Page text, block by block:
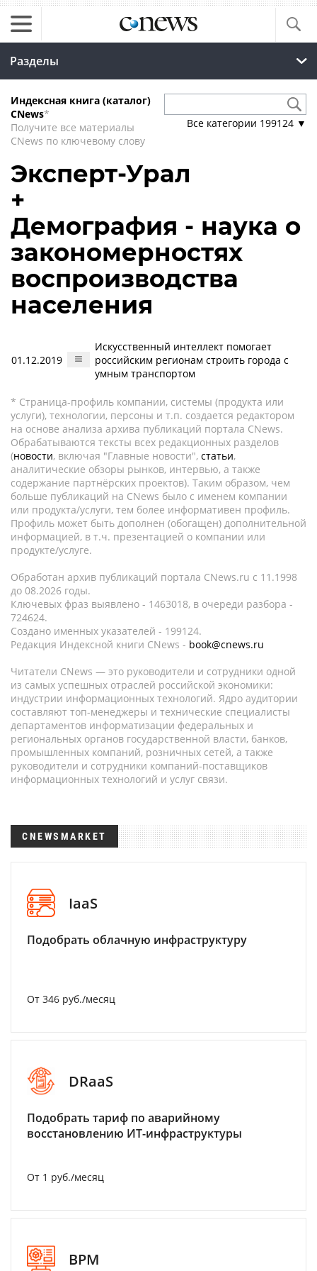
Разделы
Индексная книга (каталог)
CNews*
Получите все материалы
CNews по ключевому слову
Все категории 199124 ▼
Эксперт-Урал
+
Демография - наука о
закономерностях
воспроизводства
населения
01.12.2019
Искусственный интеллект помогает
российским регионам строить города с
умным транспортом
* Страница-профиль компании, системы (продукта или
услуги), технологии, персоны и т.п. создается редактором
на основе анализа архива публикаций портала CNews.
Обрабатываются тексты всех редакционных разделов
(новости, включая "Главные новости", статьи,
аналитические обзоры рынков, интервью, а также
содержание партнёрских проектов). Таким образом, чем
больше публикаций на CNews было с именем компании
или продукта/услуги, тем более информативен профиль.
Профиль может быть дополнен (обогащен) дополнительной
информацией, в т.ч. презентацией о компании или
продукте/услуге.
Обработан архив публикаций портала CNews.ru c 11.1998
до 08.2026 годы.
Ключевых фраз выявлено - 1463018, в очереди разбора -
724624.
Создано именных указателей - 199124.
Редакция Индексной книги CNews - book@cnews.ru
Читатели CNews — это руководители и сотрудники одной
из самых успешных отраслей российской экономики:
индустрии информационных технологий. Ядро аудитории
составляют топ-менеджеры и технические специалисты
департаментов информатизации федеральных и
региональных органов государственной власти, банков,
промышленных компаний, розничных сетей, а также
руководители и сотрудники компаний-поставщиков
информационных технологий и услуг связи.
CNEWSMARKET
IaaS
Подобрать облачную инфраструктуру
От 346 руб./месяц
DRaaS
Подобрать тариф по аварийному
восстановлению ИТ-инфраструктуры
От 1 руб./месяц
BPM